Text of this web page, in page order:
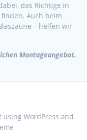
das Richtige in
Auch beim
– helfen wir
Montageangebot.
using WordPress and